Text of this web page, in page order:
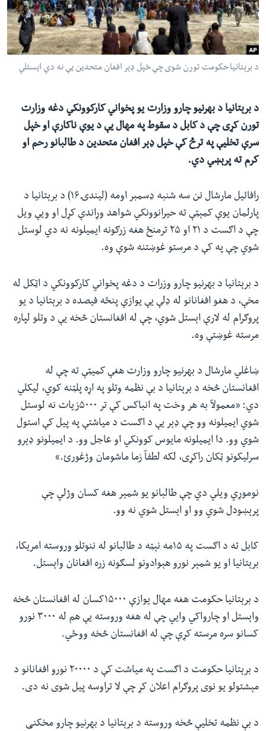
شئ
لټون
ځای
له مونږ سره په تماس کې پاتې شئ
د برېتانیا حکومت تورن شوی چې خپل ډېر افغان متحدین یې نه دي اېستلي
د برېتانیا د بهرنیو چارو وزارت یو پخواني کارکوونکي دغه وزارت
تورن کړی چې د کابل د سقوط په مهال یې د یوې ناکارې او خپل
سرې تخلیې په ترڅ کې خپل ډېر افغان متحدین د طالبانو رحم او
کرم ته پرېښي دي.
رافائیل مارشال نن سه شنبه ډسمبر اومه (لیندۍ۱۶) د برېتانیا د
پارلمان یوې کمېټې ته حیرانوونکي شواهد وړاندې کړل او ویې ویل
چې د اګست د ۲۱ او ۲۵ ترمنځ هغه زرګونه ایمیلونه نه دي لوستل
شوي چې په کې د مرستو غوښتنه شوې وه.
د برېتانیا د بهرنیو چارو وزرات د دغه پخواني کارکوونکي د اټکل له
مخې، د هغو افغانانو له ډلې یې یوازې پنځه فیصده د برېتانیا د یو
پروګرام له لارې اېستل شوي، چې له افغانستان څخه یې د وتلو لپاره
مرسته غوښتې وه.
ښاغلي مارشال د بهرنیو چارو وزارت هغې کمیټې ته چې له
افغانستان څخه د برېتانیا د بې نظمه وتلو په اړه پلټنه کوي،‌ لیکلي‌
دي: «معمولآ به هر وخت په انباکس کې تر ۵۰۰۰زیات نه لوستل
شوي ‌ایمیلونه وو چې ډېر یې د اګست د میاشتې په پیل کې استول
شوي وو‌. دا ایمیلونه مایوس کوونکي او عاجل وو. د ایمیلونو ډېرو
سرلیکونو ټکان راکړی، لکه لطفآ زما ماشومان وژغورئ.»
نوموړي ویلي دي چې طالبانو یو شمېر هغه کسان وژلي‌ چې
پرېښودل شوي‌ وو او اېستل شوي نه وو.
کابل ته د اګست په ۱۵مه نېټه د طالبانو له ننوتلو وروسته امریکا،
برېتانیا او یو شمېر نورو هېوادونو لسګونه زره افغانان واېستل.
د برېتانیا حکومت هغه مهال یوازې ۱۵۰۰۰کسان له افغانستان څخه
واېستل او چارواکي ‌وايي چې له هغه وروسته یې هم له ۳۰۰۰ نورو
کسانو سره مرسته کړې چې له افغانستان څخه ووځي.
د برېتانیا حکومت د اګست په میاشت کې د ۲۰۰۰۰ نورو افغانانو د
مېشتولو یو نوی پروګرام اعلان کړ چې لا تراوسه پیل شوی نه دی.
د بې نظمه تخلیې څخه وروسته د برېتانیا د بهرنیو چارو مخکنی